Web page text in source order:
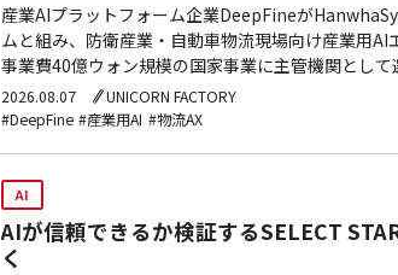
産業AIプラットフォーム企業DeepFineが
ムと組み、防衛産業・自動車物流現場向け産業用AI
事業費40億ウォン規模の国家事業に主管機関として
2026.08.07
UNICORN FACTORY
#DeepFine #産業用AI #物流AX
AI
AIが信頼できるか検証するSELECT
く